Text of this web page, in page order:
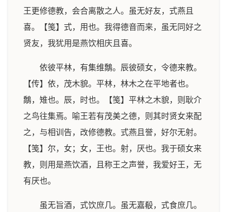
王更修德教，会合离散之人。虽无好友，式燕且
喜。【笺】式，用也。我得德音而来，虽无同好之
贤友，我犹用是燕饮相庆且喜。
依彼平林，有集维鷮。辰彼硕女，令德来教。
【传】依，茂木貌。平林，林木之在平地者也。
鷮，雉也。辰，时也。【笺】平林之木貌，则耿介
之鸟往集焉。喻王若有茂美之德，则其时贤女来配
之，与相训告，改修德教。式燕且誉，好尔无射。
【笺】尔，女；女，王也。射，厌也。我于硕女来
教，则用是燕饮酒，且称王之声誉，我爱好王，无
有厌也。
虽无旨酒，式饮庶几。虽无嘉殽，式食庶几。